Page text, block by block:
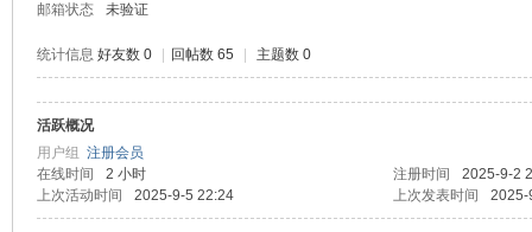
邮箱状态
未验证
统计信息 好友数 0 回帖数 65 主题数 0
活跃概况
用户组 注册会员
在线时间
2 小时 注册时间
2025-9-2
上次活动时间
2025-9-5 22:24 上次发表时间 2025-